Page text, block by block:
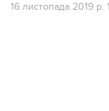
16 листопада 2019 р.